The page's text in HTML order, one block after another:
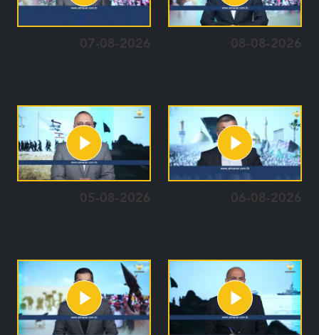
08-08-2026
07-08-2026
06-08-2026
05-08-2026